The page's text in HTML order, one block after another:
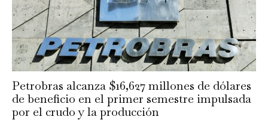
Petrobras alcanza $16,627 millones de dólares
de beneficio en el primer semestre impulsada
por el crudo y la producción